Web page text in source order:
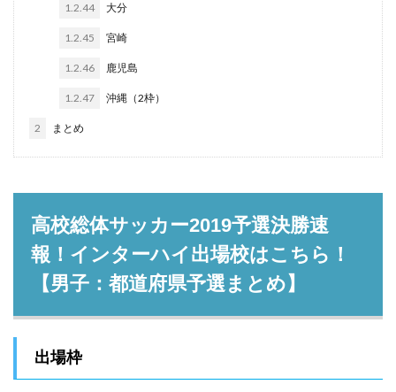
1.2.44 大分
1.2.45 宮崎
1.2.46 鹿児島
1.2.47 沖縄（2枠）
2 まとめ
高校総体サッカー2019予選決勝速
報！インターハイ出場校はこちら！
【男子：都道府県予選まとめ】
出場枠